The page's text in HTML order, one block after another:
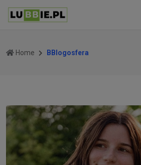
Home BBlogosfera